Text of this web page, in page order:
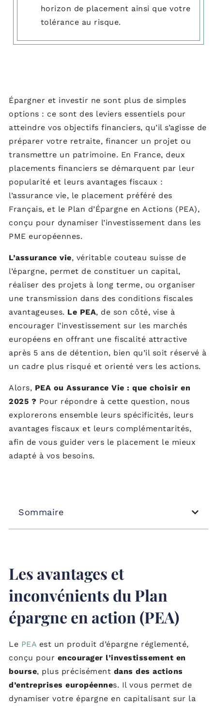
horizon de placement ainsi que votre
tolérance au risque.
Épargner et investir ne sont plus de simples
options : ce sont des leviers essentiels pour
atteindre vos objectifs financiers, qu’il s’agisse de
préparer votre retraite, financer un projet ou
transmettre un patrimoine. En France, deux
placements financiers se démarquent par leur
popularité et leurs avantages fiscaux :
l’assurance vie, le placement préféré des
Français, et le Plan d’Épargne en Actions (PEA),
conçu pour dynamiser l’investissement dans les
PME européennes.
L’assurance vie, véritable couteau suisse de
l’épargne, permet de constituer un capital,
réaliser des projets à long terme, ou organiser
une transmission dans des conditions fiscales
avantageuses. Le PEA, de son côté, vise à
encourager l’investissement sur les marchés
européens en offrant une fiscalité attractive
après 5 ans de détention, bien qu’il soit réservé à
un cadre plus risqué et orienté vers les actions.
Alors, PEA ou Assurance Vie : que choisir en
2025 ? Pour répondre à cette question, nous
explorerons ensemble leurs spécificités, leurs
avantages fiscaux et leurs complémentarités,
afin de vous guider vers le placement le mieux
adapté à vos besoins.
Sommaire
Les avantages et
inconvénients du Plan
épargne en action (PEA)
Le PEA est un produit d’épargne réglementé,
conçu pour encourager l’investissement en
bourse, plus précisément dans des actions
d’entreprises européennes. Il vous permet de
dynamiser votre épargne en capitalisant sur la